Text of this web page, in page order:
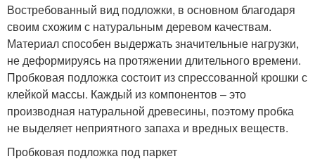
Востребованный вид подложки, в основном благодаря
своим схожим с натуральным деревом качествам.
Материал способен выдержать значительные нагрузки,
не деформируясь на протяжении длительного времени.
Пробковая подложка состоит из спрессованной крошки с
клейкой массы. Каждый из компонентов – это
производная натуральной древесины, поэтому пробка
не выделяет неприятного запаха и вредных веществ.
Пробковая подложка под паркет